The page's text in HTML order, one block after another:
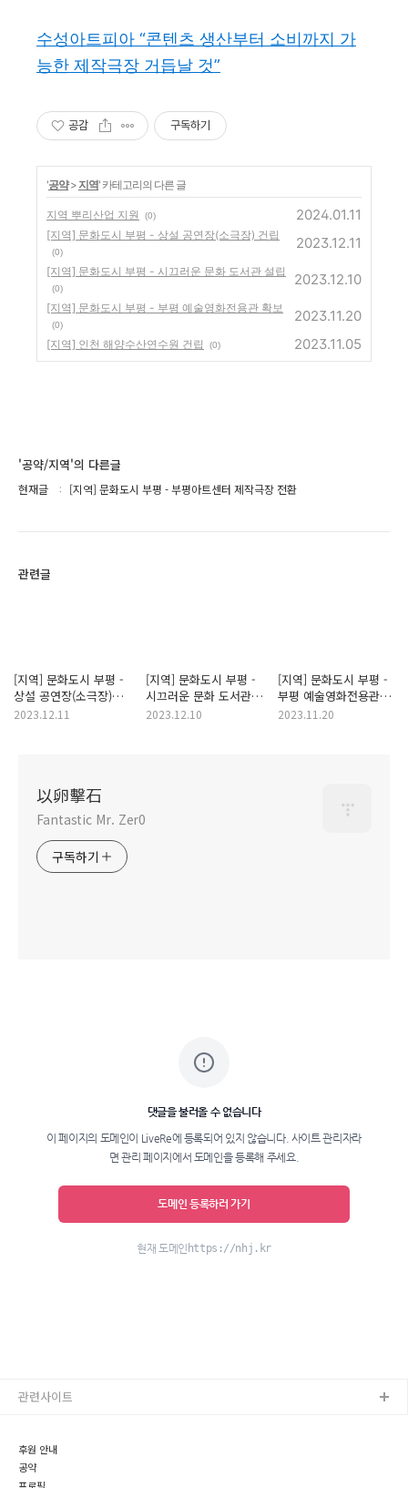
수성아트피아 “콘텐츠 생산부터 소비까지 가
능한 제작극장 거듭날 것”
공감 구독하기
'공약>지역' 카테고리의 다른 글
지역 뿌리산업 지원 (0) 2024.01.11
[지역] 문화도시 부평 - 상설 공연장(소극장) 건립
(0)
2023.12.11
[지역] 문화도시 부평 - 시끄러운 문화 도서관 설립
(0)
2023.12.10
[지역] 문화도시 부평 - 부평 예술영화전용관 확보
(0)
2023.11.20
[지역] 인천 해양수산연수원 건립 (0) 2023.11.05
'공약/지역'의 다른글
현재글 [지역] 문화도시 부평 - 부평아트센터 제작극장 전환
관련글
[지역] 문화도시 부평 -
상설 공연장(소극장)
건립
2023.12.11
[지역] 문화도시 부평 -
시끄러운 문화 도서관
설립
2023.12.10
[지역] 문화도시 부평 -
부평 예술영화전용관
확보
2023.11.20
以卵擊石
Fantastic Mr. Zer0
구독하기
후원 안내
공약
관련사이트